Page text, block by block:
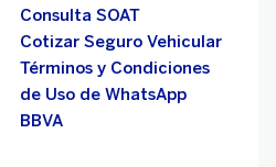
Consulta SOAT
Cotizar Seguro Vehicular
Términos y Condiciones
de Uso de WhatsApp
BBVA